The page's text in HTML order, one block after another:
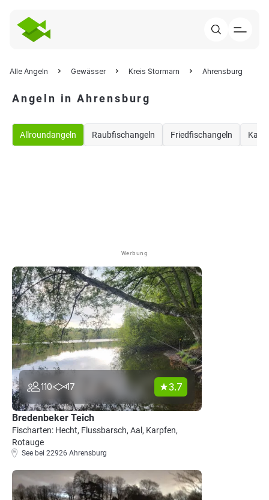
Alle Angeln Gewässer Kreis Stormarn Ahrensburg
Angeln in Ahrensburg
Allroundangeln Raubfischangeln Friedfischangeln
Werbung
110 17 3.7
Bredenbeker Teich
Fischarten: Hecht, Flussbarsch, Aal, Karpfen,
Rotauge
See bei 22926 Ahrensburg